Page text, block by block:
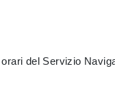
del Servizio